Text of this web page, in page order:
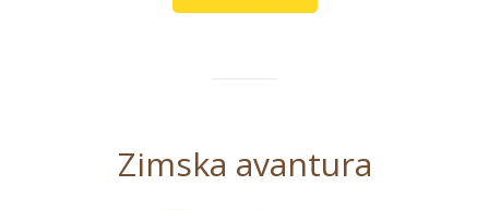
Zimska avantura